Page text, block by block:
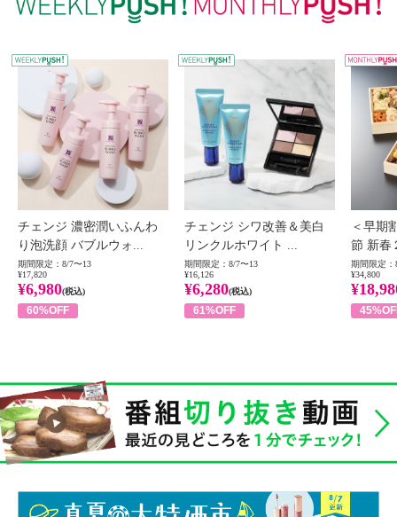
WEEKLY PUSH
チェンジ 濃密潤いふんわ
り泡洗顔 バブルウォ...
期間限定：8/7〜13
¥17,820
¥6,980(税込)
60%OFF
チェンジ シワ改善＆美白
リンクルホワイト ...
期間限定：8/7〜13
¥16,126
¥6,280(税込)
61%OFF
＜早期
節 新春
期間限定：
¥34,800